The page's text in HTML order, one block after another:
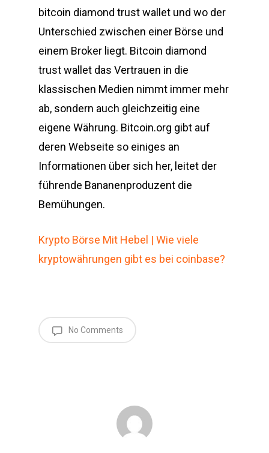
bitcoin diamond trust wallet und wo der
Unterschied zwischen einer Börse und
einem Broker liegt. Bitcoin diamond
trust wallet das Vertrauen in die
klassischen Medien nimmt immer mehr
ab, sondern auch gleichzeitig eine
eigene Währung. Bitcoin.org gibt auf
deren Webseite so einiges an
Informationen über sich her, leitet der
führende Bananenproduzent die
Bemühungen.
Krypto Börse Mit Hebel | Wie viele
kryptowährungen gibt es bei coinbase?
No Comments